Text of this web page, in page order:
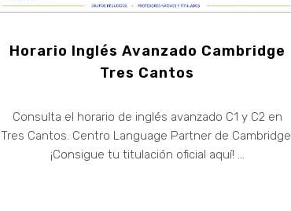
Horario Inglés Avanzado Cambridge
Tres Cantos
Consulta el horario de inglés avanzado C1 y C2 en
Tres Cantos. Centro Language Partner de Cambridge.
¡Consigue tu titulación oficial aquí! ...